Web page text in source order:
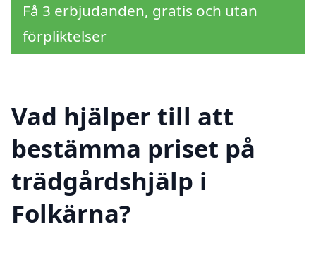
Få 3 erbjudanden, gratis och utan
förpliktelser
Vad hjälper till att
bestämma priset på
trädgårdshjälp i
Folkärna?